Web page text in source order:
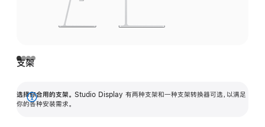
支架
选择你合用的支架。 Studio Display 有两种支架和一种支架转换器可选，以满足
你的各种安装需求。
展